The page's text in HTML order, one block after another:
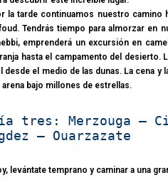
la tarde continuamos nuestro camino
Tendrás tiempo para almorzar en
emprenderá un excursión en
hasta el campamento del desierto.
desde el medio de las dunas. La cena
arena bajo millones de estrellas.
tres: Merzouga –
– Ouarzazate
levántate temprano y caminar a una